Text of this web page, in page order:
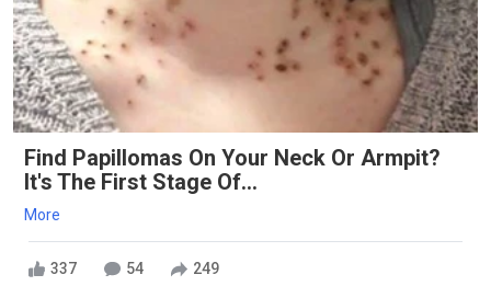
Find Papillomas On Your Neck Or Armpit?
It's The First Stage Of...
More
337 54 249